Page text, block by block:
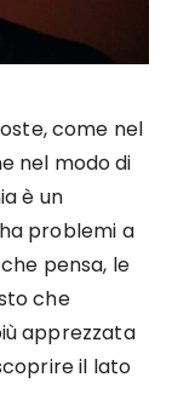
come nel
nel modo di
è un
problemi a
pensa, le
che
apprezzata
il lato